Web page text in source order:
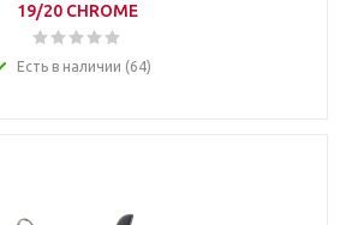
19/20 CHROME
Есть в наличии (64)